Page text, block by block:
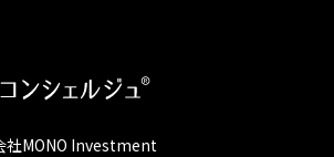
社MONO Investment